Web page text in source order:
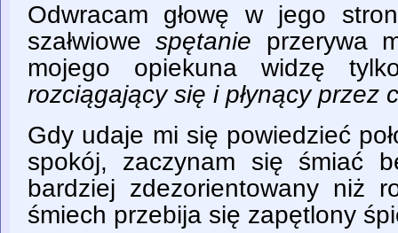
Odwracam głowę w jego
szałwiowespętanie przerywa
mojego opiekuna widzę
rozciągający się i płynący przez
Gdy udaje mi się powiedzieć
spokój, zaczynam się śmiać
bardziej zdezorientowany niż
śmiech przebija się zapętlony